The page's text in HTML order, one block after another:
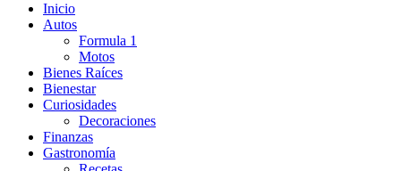
Inicio
Autos
Formula 1
Motos
Bienes Raíces
Bienestar
Curiosidades
Decoraciones
Finanzas
Gastronomía